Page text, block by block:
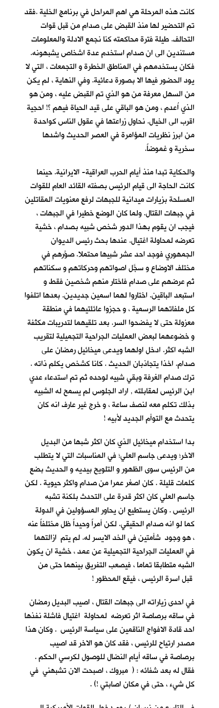
كانت هذه المرحلة هي اهم المراحل في برنامج الخلية .فقد
تم التحضير لها منذ القبض على صدام من قبل قوات
التحالف. طيلة فترة محاكمته كنا نجمع الادلة والمعلومات
مستندين الى ان صدام استخدم عدة اشخاص يشبهونه.
فكان يستخدمهم في المناطق الخطرة و التجمعات ، التي لا
يود الحضور فيها الا بصورة دعائية. وفي النهاية ، لم يكن
من السهل معرفة من هو الذي تم القبض عليه ، ومن هو
الذي اُعدم ، ومن هو الباقي على قيد الحياة فيهم ؟! احجية
اقرب الى الخيال. نحاول زراعتها في عقول الناس كواحدة
من ابرز نظريات المؤامرة في العصر الحديث واشدها
سخرية و غموضاً.
والحكاية تبدا منذ أيام الحرب العراقية- الايرانية. حينما
كانت الحاجة الى قيام الرئيس بصفته القائد العام للقوات
المسلحة بزيارات ميدانية للجبهات لرفع معنويات المقاتلين
في جبهات القتال. ولما كان الوضع خطيرا في الجبهات ،
فيجب ان يقوم بهذا الدور شخص شبيه بصدام ، خشية
تعرضه لمحاولة اغتيال. عندها بحث رئيس الديوان
الجمهوري فوجد احد عشر شبيها محتملا. صوَّرهم في
مختلف الاوضاع و سجَّل اصواتهم وحركاتهم و سكناتهم
ثم عرضهم على صدام فاختار منهم شخصين فقط و
استبعد الباقين. اختاروا لهما اسمين جديدين. بعدها اتلفوا
كل ملفاتهما الرسمية ، و حجزوا عائلتيهما في منطقة
معزولة حتى لا يفضحوا السر. بعد تلقيهما لتدريبات مكثفة
و خضوعهما لبعض العمليات الجراحية التجميلية لتقريب
الشبه اكثر. ادخل اولهما ويدعى ميخائيل رمضان على
صدام. اخذا يتجاذبان الحديث . كانا كشخص يكلم ذاته .
ترك صدام الغرفة وبقي شبيه لوحده ثم تم استدعاء عدي
ابن الرئيس لمقابلته , اراد الجلوس لم يسمح له الشبيه
بذلك تكلم معه لنصف ساعة ، و خرج غير عارف انه كان
يتحدث مع التوأم الجديد لأبيه !
بدا استخدام ميخائيل الذي كان اكثر شبها من البديل
الاخر؛ ويدعى جاسم العلي؛ في المناسبات التي لا يتطلب
من الرئيس سوى الظهور و التلويح بيديه و الحديث بضع
كلمات قليلة . كان اصغر عمرا من صدام واكثر حيوية . لكن
جاسم العلي كان اكثر قدرة على التحدث بلكنة تشبه
الرئيس . وكان يستطيع ان يحاور المسؤولين في الدولة
كما لو انه صدام الحقيقي. لكن أمراً وحيداً ظل مختلفاً عنه
، هو وجود شأمتين في الخد الايسر له. لم يتم ازالتهما
في العمليات الجراحية التجميلية عن عمد ، خشية ان يكون
الشبه متطابقا تماما ، فيصعب التفريق بينهما حتى من
قبل اسرة الرئيس ، فيقع المحظور !
في احدى زياراته الى جبهات القتال ، اصيب البديل رمضان
في ساقه برصاصة اثر تعرضه لمحاولة اغتيال فاشلة نفذها
احد قادة الافواج الناقمين على سياسة الرئيس . وكان هذا
مصدر ارتياح للرئيس ، فقد كان هو الاخر قد اصيب
برصاصة في ساقه أيام النضال للوصول لكرسي الحكم .
فقال له بعد شفائه : ( مبروك ، اصبحت الان تشبهني في
كل شيء ، حتى في مكان اصابتي !) .